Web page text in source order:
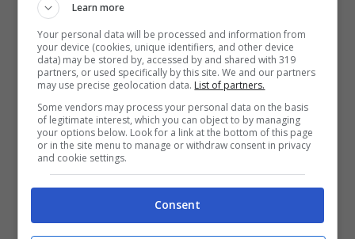
Tracklist Vivace – Motel Connection
(Disponibile su Amazon)
Less Is More 3:21
Hit My Soul 3:48
Learn more
Your personal data will be processed and information from
your device (cookies, unique identifiers, and other device
data) may be stored by, accessed by and shared with 319
partners, or used specifically by this site. We and our partners
may use precise geolocation data. List of partners.
Some vendors may process your personal data on the basis
of legitimate interest, which you can object to by managing
your options below. Look for a link at the bottom of this page
or in the site menu to manage or withdraw consent in privacy
and cookie settings.
Consent